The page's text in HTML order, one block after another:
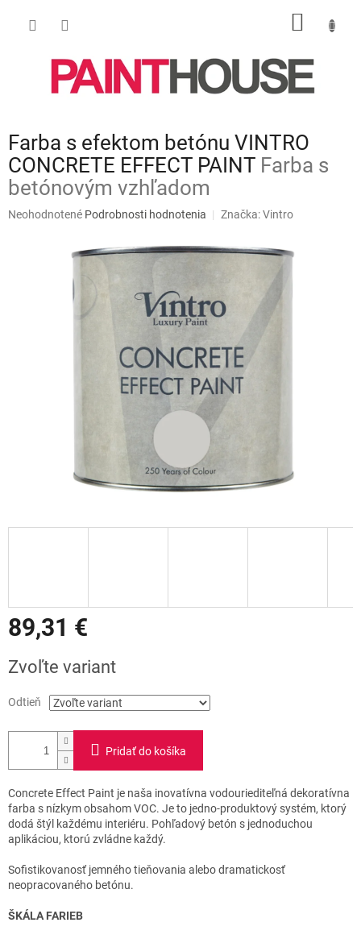
Farba s efektom betónu VINTRO
CONCRETE EFFECT PAINT Farba s
betónovým vzhľadom
Priemerné
Neohodnotené Podrobnosti hodnotenia Značka:Vintro
89,31 €
cena:
Zvoľte variant
Odtieň
Pridať do košíka
Concrete Effect Paint je naša inovatívna vodouriediteľná dekoratívna
farba s nízkym obsahom VOC. Je to jedno-produktový systém, ktorý
dodá štýl každému interiéru. Pohľadový betón s jednoduchou
aplikáciou, ktorú zvládne každý.
Sofistikovanosť jemného tieňovania alebo dramatickosť
neopracovaného betónu.
ŠKÁLA FARIEB